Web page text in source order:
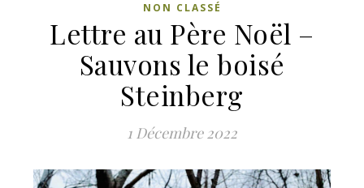
NON CLASSÉ
Lettre au Père Noël –
Sauvons le boisé
Steinberg
1 Décembre 2022